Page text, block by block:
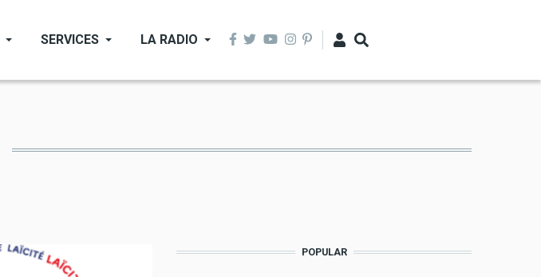
SERVICES LA RADIO
POPULAR